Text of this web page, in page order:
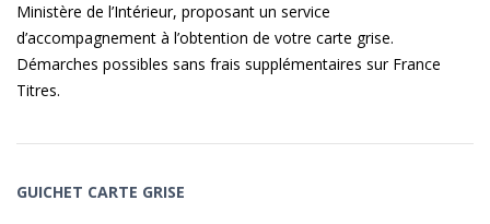
Ministère de l’Intérieur, proposant un service
d’accompagnement à l’obtention de votre carte grise.
Démarches possibles sans frais supplémentaires sur France
Titres.
GUICHET CARTE GRISE